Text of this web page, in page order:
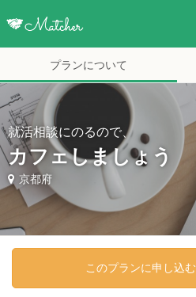
プランについて
就活相談にのるので、
カフェしましょう
京都府
このプランに申し込む